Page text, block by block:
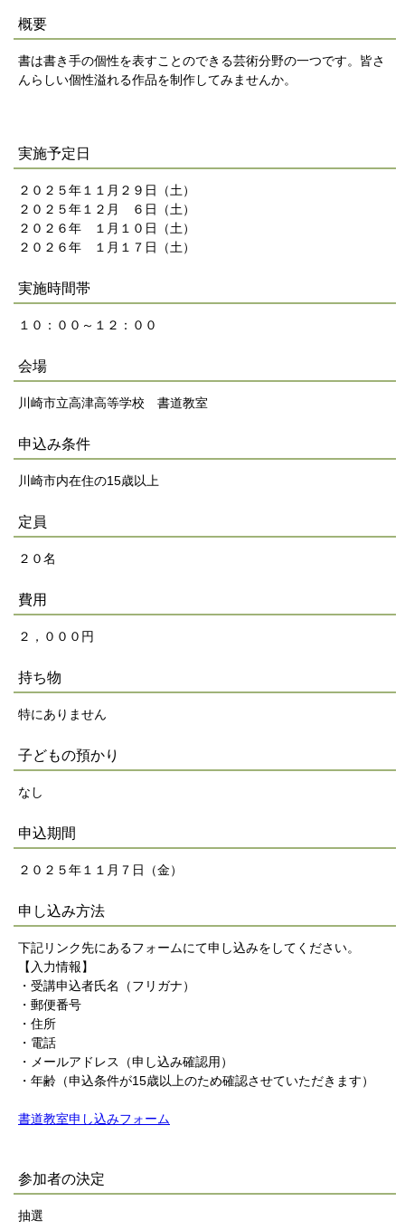
概要
書は書き手の個性を表すことのできる芸術分野の一つです。皆さ
んらしい個性溢れる作品を制作してみませんか。
実施予定日
２０２５年１１月２９日（土）
２０２５年１２月 ６日（土）
２０２６年 １月１０日（土）
２０２６年 １ 月１７ 日（土）
実施時間帯
１０：００～１２：００
会場
川崎市立高津高等学校 書道教室
申込み条件
川崎市内在住の15歳以上
定員
２０名
費用
２，０００円
持ち物
特にありません
子どもの預かり
なし
申込期間
２０２５年１１月７日（金）
申し込み方法
下記リンク先にあるフォームにて申し込みをしてください。
【入力情報】
・受講申込者氏名（フリガナ）
・郵便番号
・住所
・電話
・メールアドレス（申し込み確認用）
・年齢（申込条件が15歳以上のため確認させていただきます）
書道教室申し込みフォーム
参加者の決定
抽選